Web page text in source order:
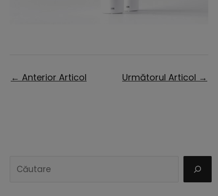
← Anterior Articol Următorul Articol →